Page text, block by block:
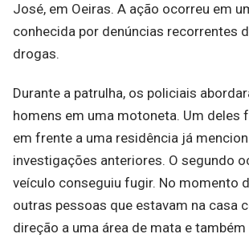
José, em Oeiras. A ação ocorreu em
conhecida por denúncias recorrentes
drogas.
Durante a patrulha, os policiais
homens em uma motoneta. Um deles
em frente a uma residência já
investigações anteriores. O segundo
veículo conseguiu fugir. No momento
outras pessoas que estavam na casa
direção a uma área de mata e